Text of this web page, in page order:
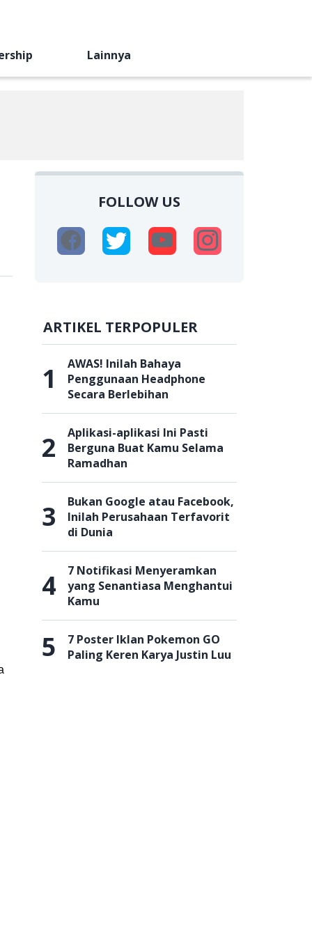
Lainnya
FOLLOW US
ARTIKEL TERPOPULER
1
AWAS! Inilah Bahaya
Penggunaan Headphone
Secara Berlebihan
2
Aplikasi-aplikasi Ini Pasti
Berguna Buat Kamu Selama
Ramadhan
3
Bukan Google atau Facebook,
Inilah Perusahaan Terfavorit
di Dunia
4
7 Notifikasi Menyeramkan
yang Senantiasa Menghantui
Kamu
5
7 Poster Iklan Pokemon GO
Paling Keren Karya Justin Luu